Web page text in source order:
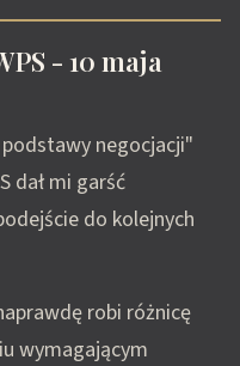
- 10 maja
negocjacji"
dał mi garść
do kolejnych
robi różnicę
wymagającym